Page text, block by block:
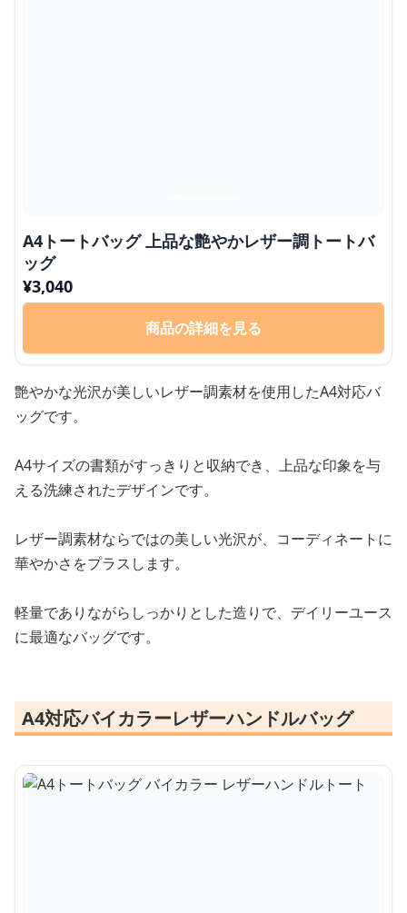
A4トートバッグ 上品な艶やかレザー調トートバ
ッグ
¥3,040
商品の詳細を見る
艶やかな光沢が美しいレザー調素材を使用したA4対応バ
ッグです。
A4サイズの書類がすっきりと収納でき、上品な印象を与
える洗練されたデザインです。
レザー調素材ならではの美しい光沢が、コーディネートに
華やかさをプラスします。
軽量でありながらしっかりとした造りで、デイリーユース
に最適なバッグです。
A4対応バイカラーレザーハンドルバッグ